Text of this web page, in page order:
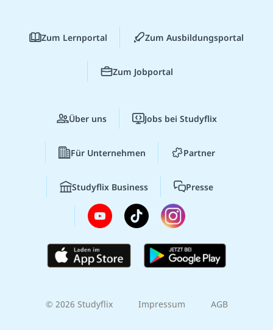
Zum Lernportal Zum Ausbildungsportal
Zum Jobportal
Über uns Jobs bei Studyflix
Für Unternehmen Partner
Studyflix Business Presse
© 2026 Studyflix Impressum AGB